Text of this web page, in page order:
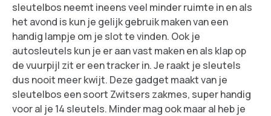
sleutelbos neemt ineens veel minder ruimte in en als
het avond is kun je gelijk gebruik maken van een
handig lampje om je slot te vinden. Ook je
autosleutels kun je er aan vast maken en als klap op
de vuurpijl zit er een tracker in. Je raakt je sleutels
dus nooit meer kwijt. Deze gadget maakt van je
sleutelbos een soort Zwitsers zakmes, super handig
voor al je 14 sleutels. Minder mag ook maar al heb je